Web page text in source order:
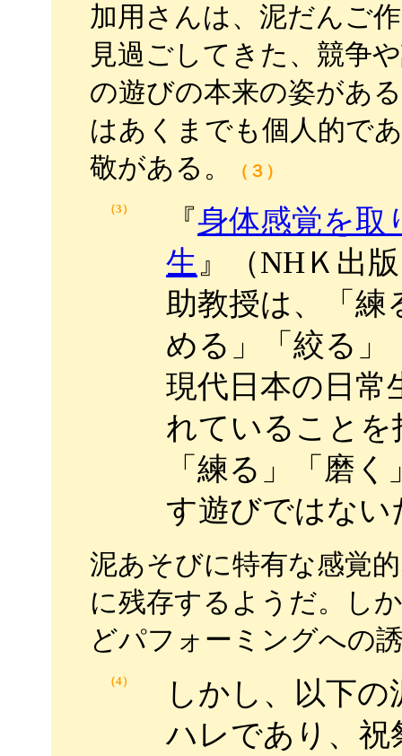
加用さんは、泥だんご
見過ごしてきた、競争
の遊びの本来の姿があ
はあくまでも個人的で
敬がある。
（３）
（3） 『身体感覚を取
生 』（NHＫ出
助教授は、「練
める」「絞る」
現代日本の日常
れていること
「練る」「磨
す遊びではない
泥あそびに特有な感覚
に残存するようだ。し
どパフォーミングへの
（4）
しかし、以下
ハレであり、祝